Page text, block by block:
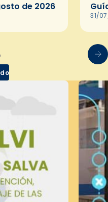
de 2026
31/